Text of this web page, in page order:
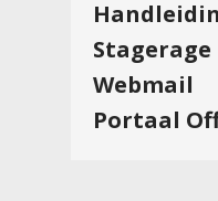
Stagerage
Webmail
Portaal